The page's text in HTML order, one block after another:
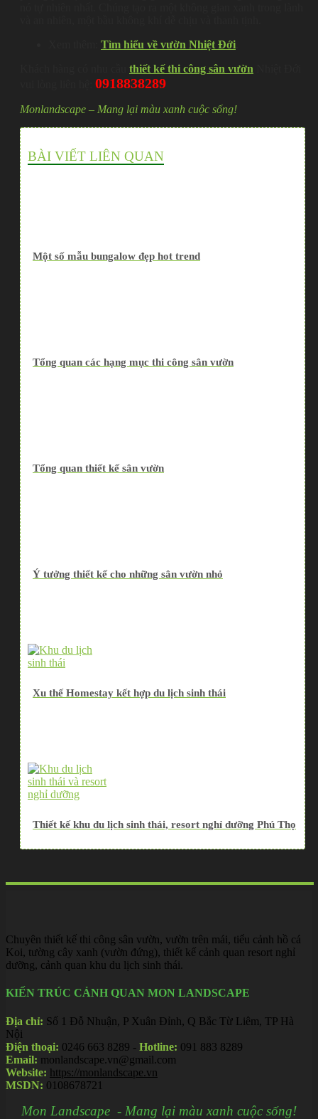
Tìm hiểu về vườn Nhiệt Đới
thiết kế thi công sân vườn
0918838289
Monlandscape – Mang lại màu xanh cuộc sống!
BÀI VIẾT LIÊN QUAN
Một số mẫu bungalow đẹp hot trend
Tổng quan các hạng mục thi công sân vườn
Tổng quan thiết kế sân vườn
Ý tưởng thiết kế cho những sân vườn nhỏ
Xu thế Homestay kết hợp du lịch sinh thái
Thiết kế khu du lịch sinh thái, resort nghỉ dưỡng Phú Thọ
Chuyên thiết kế thi công sân vườn, vườn trên mái, tiểu cảnh hồ cá
Koi, tường cây xanh (vườn đứng), thiết kế cảnh quan resort nghỉ
dưỡng, cảnh quan khu du lịch sinh thái.
KIẾN TRÚC CẢNH QUAN MON LANDSCAPE
Địa chỉ: Số 1 Đỗ Nhuận, P Xuân Đỉnh, Q Bắc Từ Liêm, TP Hà
Nội
Điện thoại: 0246 663 8289 - Hotline: 091 883 8289
Email: monlandscape.vn@gmail.com
Website: https://monlandscape.vn
MSDN: 0108678721
Mon Landscape - Mang lại màu xanh cuộc sống!